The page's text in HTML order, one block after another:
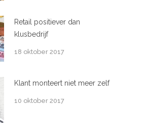
Retail positiever dan
klusbedrijf
18 oktober 2017
Klant monteert niet meer zelf
10 oktober 2017